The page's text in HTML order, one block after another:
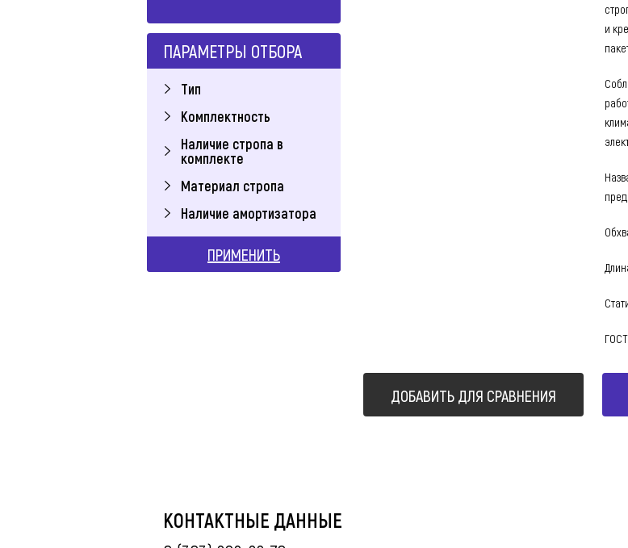
ПАРАМЕТРЫ ОТБОРА
Тип
Комплектность
Наличие стропа в
комплекте
Материал стропа
Наличие амортизатора
ПРИМЕНИТЬ
и
ДОБАВИТЬ ДЛЯ СРАВНЕНИЯ
КОНТАКТНЫЕ ДАННЫЕ